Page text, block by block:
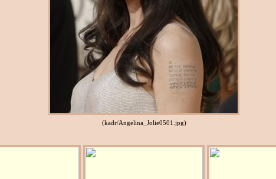
(kadr/Angelina_Jolie0501.jpg)